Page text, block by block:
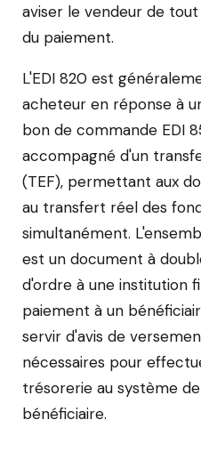
aviser le vendeur de
du paiement.
L'EDI 820 est
acheteur en réponse à
bon de commande EDI
accompagné d'un
(TEF), permettant aux
au transfert réel des
simultanément.
est un document à
d'ordre à une institution
paiement à un
servir d'avis de
nécessaires pour
trésorerie au système
bénéficiaire.